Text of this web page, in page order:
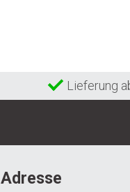
Lieferung
Adresse